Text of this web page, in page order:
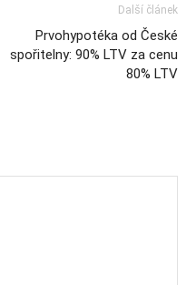
Další článek
Prvohypotéka od České
spořitelny: 90% LTV za cenu
80% LTV